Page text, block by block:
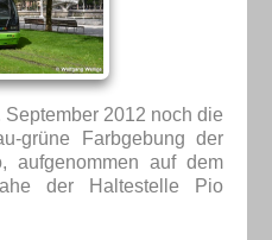
2012 noch die
grüne Farbgebung der
aufgenommen auf dem
der Haltestelle Pio